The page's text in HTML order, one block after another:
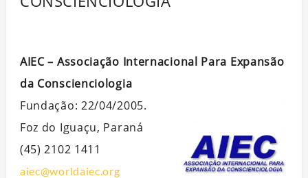
AIEC – Associação Internacional Para Expansão
da Conscienciologia
Fundação: 22/04/2005.
Foz do Iguaçu, Paraná
(45) 2102 1411
aiec@worldaiec.org